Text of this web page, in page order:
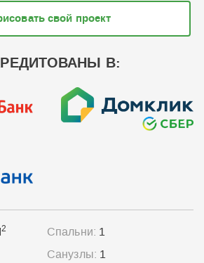
свой проект
В:
2 Спальни: 1
Санузлы: 1